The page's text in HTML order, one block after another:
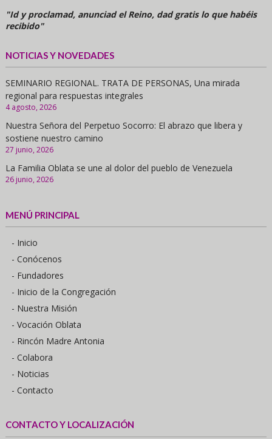
"Id y proclamad, anunciad el Reino, dad gratis lo que habéis
recibido"
NOTICIAS Y NOVEDADES
SEMINARIO REGIONAL. TRATA DE PERSONAS, Una mirada
regional para respuestas integrales
4 agosto, 2026
Nuestra Señora del Perpetuo Socorro: El abrazo que libera y
sostiene nuestro camino
27 junio, 2026
La Familia Oblata se une al dolor del pueblo de Venezuela
26 junio, 2026
MENÚ PRINCIPAL
- Inicio
- Conócenos
- Fundadores
- Inicio de la Congregación
- Nuestra Misión
- Vocación Oblata
- Rincón Madre Antonia
- Colabora
- Noticias
- Contacto
CONTACTO Y LOCALIZACIÓN